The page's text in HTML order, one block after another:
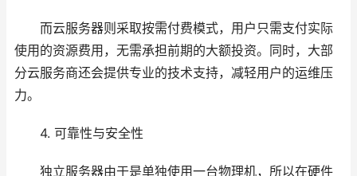
而云服务器则采取按需付费模式，用户只需支付实际
使用的资源费用，无需承担前期的大额投资。同时，大部
分云服务商还会提供专业的技术支持，减轻用户的运维压
力。
4. 可靠性与安全性
独立服务器由于是单独使用一台物理机，所以在硬件